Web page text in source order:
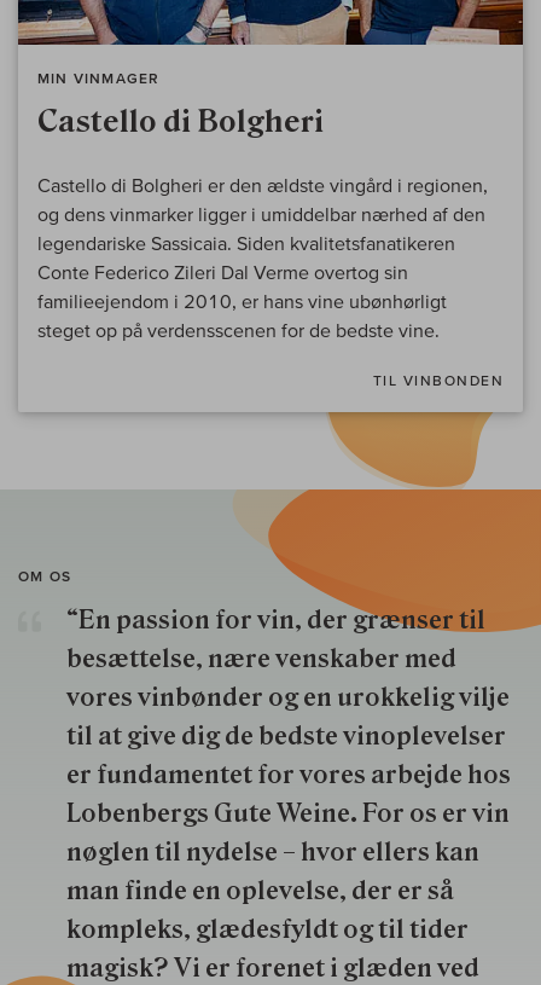
MIN VINMAGER
Castello di Bolgheri
Castello di Bolgheri er den ældste vingård i regionen,
og dens vinmarker ligger i umiddelbar nærhed af den
legendariske Sassicaia. Siden kvalitetsfanatikeren
Conte Federico Zileri Dal Verme overtog sin
familieejendom i 2010, er hans vine ubønhørligt
steget op på verdensscenen for de bedste vine.
TIL VINBONDEN
OM OS
“En passion for vin, der grænser til
besættelse, nære venskaber med
vores vinbønder og en urokkelig vilje
til at give dig de bedste vinoplevelser
er fundamentet for vores arbejde hos
Lobenbergs Gute Weine. For os er vin
nøglen til nydelse – hvor ellers kan
man finde en oplevelse, der er så
kompleks, glædesfyldt og til tider
magisk? Vi er forenet i glæden ved